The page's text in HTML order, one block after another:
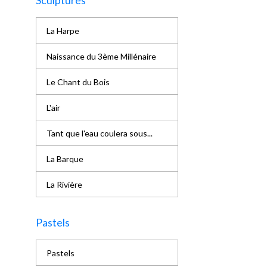
La Harpe
Naissance du 3ème Millénaire
Le Chant du Bois
L'air
Tant que l'eau coulera sous...
La Barque
La Rivière
Pastels
Pastels